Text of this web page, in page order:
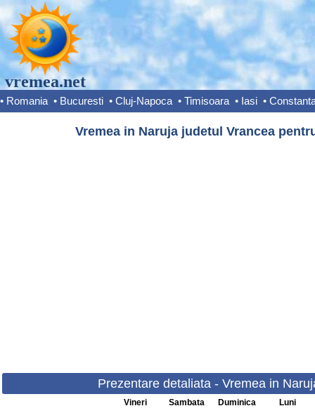
vremea.net
• Romania • Bucuresti • Cluj-Napoca • Timisoara • Iasi •
Vremea in Naruja judetul Vrancea
Prezentare detaliata - Vremea in
Vineri Sambata Duminica Luni